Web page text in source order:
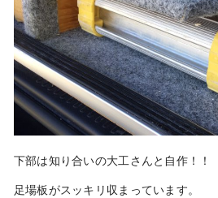
下部は知り合いの大工さんと自作！！
足場板がスッキリ収まっています。